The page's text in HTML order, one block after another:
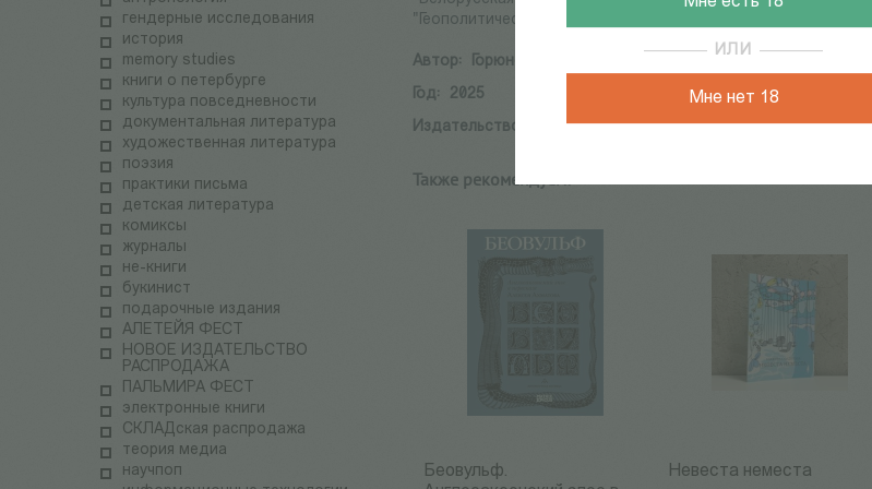
ИЛИ
Мне нет 18
гендерные исследования
история
memory studies
книги о петербурге
культура повседневности
документальная литература
художественная литература
поэзия
практики письма
детская литература
комиксы
журналы
не-книги
букинист
подарочные издания
АЛЕТЕЙЯ ФЕСТ
НОВОЕ ИЗДАТЕЛЬСТВО
РАСПРОДАЖА
ПАЛЬМИРА ФЕСТ
электронные книги
СКЛАДская распродажа
теория медиа
научпоп
"Геополитическая лирика".
Автор:
Горюнов М.
Год:
2025
Издательство:
Библиотека журнала Воздух, Поэзия без
Также рекомендуем:
Беовульф.
Невеста неместа